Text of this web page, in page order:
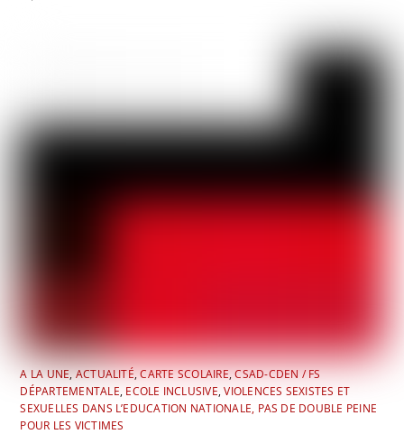
A LA UNE,ACTUALITÉ,CARTE SCOLAIRE,CSAD-CDEN / FS
DÉPARTEMENTALE, ECOLE INCLUSIVE,VIOLENCES SEXISTES ET
SEXUELLES DANS L’EDUCATION NATIONALE, PAS DE DOUBLE PEINE
POUR LES VICTIMES